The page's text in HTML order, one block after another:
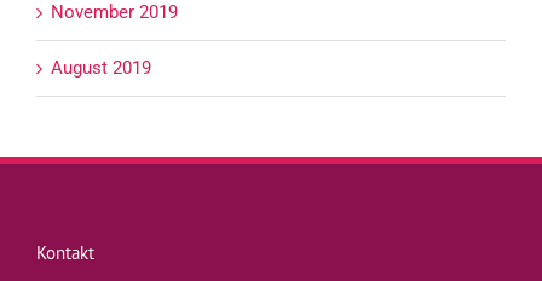
November 2019
August 2019
Kontakt